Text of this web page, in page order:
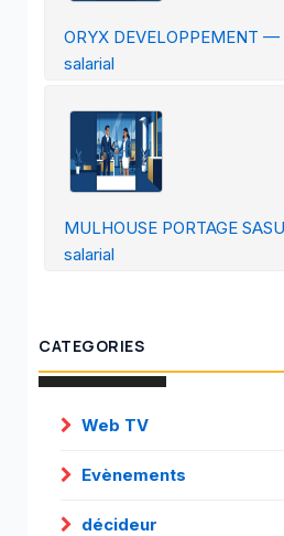
ORYX DEVELOPPEMENT
salarial
MULHOUSE PORTAGE
salarial
CATEGORIES
Web TV
Evènements
décideur